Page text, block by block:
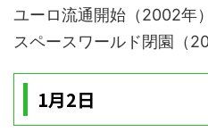
ユーロ流通開始（2002年）
スペースワールド閉園（
1月2日